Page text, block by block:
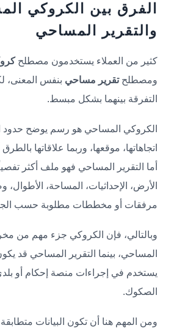
الفرق بين الكروكي
والتقرير المساحي
كثير من العملاء يستخدمون مصطلح
ومصطلحتقرير مساحي بنفس المعنى،
التفرقة بينهما بشكل مبسط.
الكروكي المساحي هو رسم يوضح حدود
اتجاهاتها، موقعها، وربما علاقاتها
أما التقرير المساحي فهو ملف أكثر
الأرض، الإحداثيات، المساحة،
مرفقات أو مخططات مطلوبة حسب
وبالتالي، فإن الكروكي جزء مهم من
المساحي، بينما التقرير المساحي قد
يستخدم في إجراءات منصة إحكام أو
الصكوك.
ومن المهم هنا أن تكون البيانات